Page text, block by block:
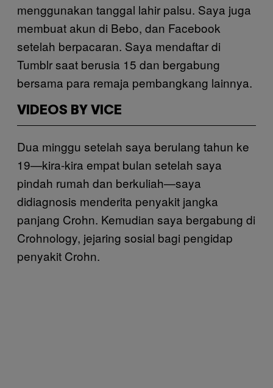
menggunakan tanggal lahir palsu. Saya juga
membuat akun di Bebo, dan Facebook
setelah berpacaran. Saya mendaftar di
Tumblr saat berusia 15 dan bergabung
bersama para remaja pembangkang lainnya.
VIDEOS BY VICE
Dua minggu setelah saya berulang tahun ke
19—kira-kira empat bulan setelah saya
pindah rumah dan berkuliah—saya
didiagnosis menderita penyakit jangka
panjang Crohn. Kemudian saya bergabung di
Crohnology, jejaring sosial bagi pengidap
penyakit Crohn.